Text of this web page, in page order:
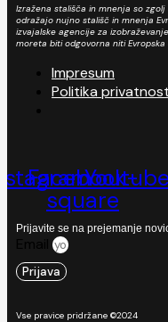
Izražena stališča in mnenja so
odražajo nujno stališč in mnenja
izvajalske agencije za
moreta biti odgovorna niti Evropska
Impresum
Politika
Facebook-
square
Youtube
Prijavite se na prejemanje
Prijava
Vse pravice pridržane ©2024